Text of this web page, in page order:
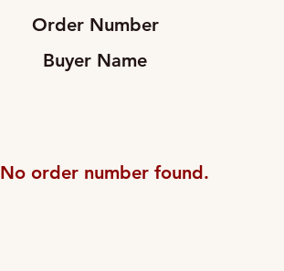
Order Number
​Buyer Name
No order number found.